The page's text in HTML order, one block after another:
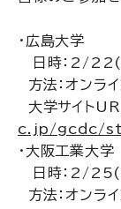
・広島大学
日時：2/
方法：オンラ
大学サイト
c.jp/gcdc/
・大阪工業大
日時：2/
方法：オンラ